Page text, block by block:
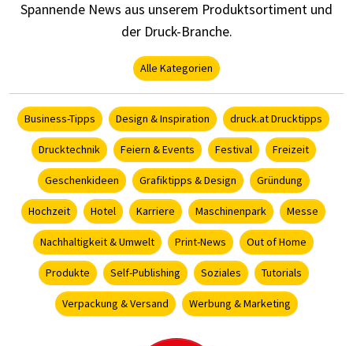
Spannende News aus unserem Produktsortiment und
der Druck-Branche.
Alle Kategorien
Business-Tipps Design & Inspiration druck.at Drucktipps
Drucktechnik Feiern & Events Festival Freizeit
Geschenkideen Grafiktipps & Design Gründung
Hochzeit Hotel Karriere Maschinenpark Messe
Nachhaltigkeit & Umwelt Print-News Out of Home
Produkte Self-Publishing Soziales Tutorials
Verpackung & Versand Werbung & Marketing